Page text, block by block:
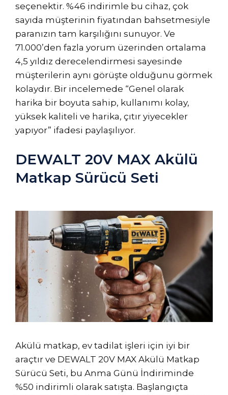
seçenektir. %46 indirimle bu cihaz, çok
sayıda müşterinin fiyatından bahsetmesiyle
paranızın tam karşılığını sunuyor. Ve
71.000’den fazla yorum üzerinden ortalama
4,5 yıldız derecelendirmesi sayesinde
müşterilerin aynı görüşte olduğunu görmek
kolaydır. Bir incelemede “Genel olarak
harika bir boyuta sahip, kullanımı kolay,
yüksek kaliteli ve harika, çıtır yiyecekler
yapıyor” ifadesi paylaşılıyor.
DEWALT 20V MAX Akülü
Matkap Sürücü Seti
Akülü matkap, ev tadilat işleri için iyi bir
araçtır ve DEWALT 20V MAX Akülü Matkap
Sürücü Seti, bu Anma Günü İndiriminde
%50 indirimli olarak satışta. Başlangıçta